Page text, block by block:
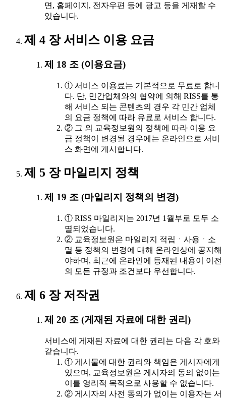
면, 홈페이지, 전자우편 등에 광고 등을 게재할 수
있습니다.
제 4 장 서비스 이용 요금
제 18 조 (이용요금)
① 서비스 이용료는 기본적으로 무료로 합니
다. 단, 민간업체와의 협약에 의해 RISS를 통
해 서비스 되는 콘텐츠의 경우 각 민간 업체
의 요금 정책에 따라 유료로 서비스 합니다.
② 그 외 교육정보원의 정책에 따라 이용 요
금 정책이 변경될 경우에는 온라인으로 서비
스 화면에 게시합니다.
제 5 장 마일리지 정책
제 19 조 (마일리지 정책의 변경)
① RISS 마일리지는 2017년 1월부로 모두 소
멸되었습니다.
② 교육정보원은 마일리지 적립ㆍ사용ㆍ소
멸 등 정책의 변경에 대해 온라인상에 공지해
야하며, 최근에 온라인에 등재된 내용이 이전
의 모든 규정과 조건보다 우선합니다.
제 6 장 저작권
제 20 조 (게재된 자료에 대한 권리)
서비스에 게재된 자료에 대한 권리는 다음 각 호와
같습니다.
① 게시물에 대한 권리와 책임은 게시자에게
있으며, 교육정보원은 게시자의 동의 없이는
이를 영리적 목적으로 사용할 수 없습니다.
② 게시자의 사전 동의가 없이는 이용자는 서